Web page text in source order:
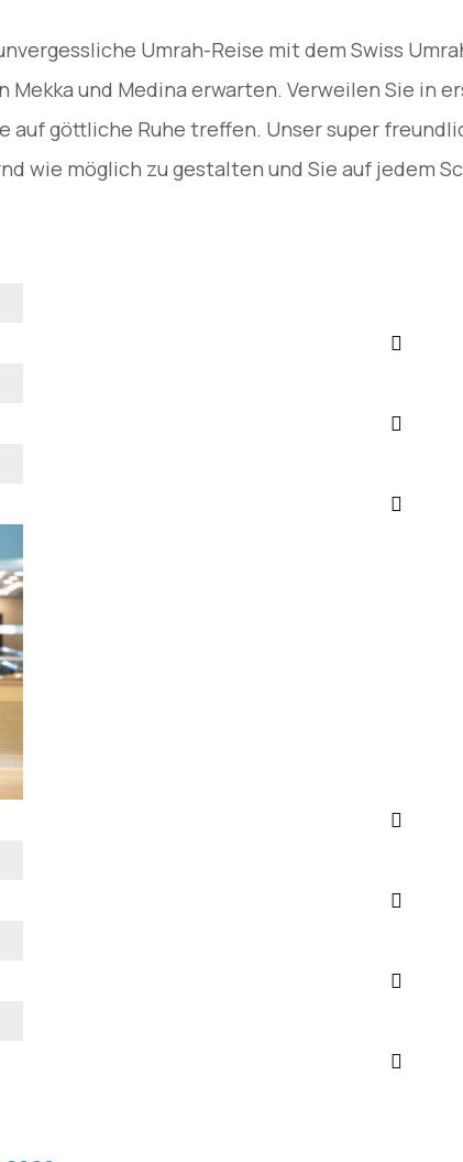
Umrah-Reise mit dem Swiss
und Medina erwarten. Verweilen Sie in
auf göttliche Ruhe treffen. Unser super
wie möglich zu gestalten und Sie auf jedem